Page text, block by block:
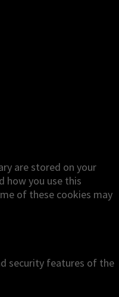
are stored on your
how you use this
of these cookies may
security features of the